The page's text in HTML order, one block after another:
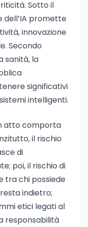
Sotto il
dell’IA promette
innovazione
Secondo
sanità, la
significativi
intelligenti.
atto comporta
il rischio
di
poi, il rischio di
tra chi possiede
indietro;
etici legati al
responsabilità